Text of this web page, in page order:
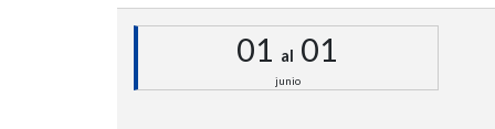
01 al 01
junio